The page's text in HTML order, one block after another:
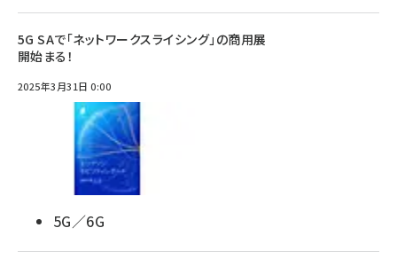
5G SAで「ネットワークスライシング」の商用展
開始まる！
2025年3月31日 0:00
5G／6G